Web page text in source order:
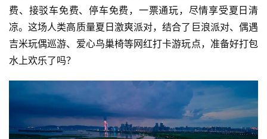
费、接驳车免费、停车免费，一票通玩，尽情享受夏日清
凉。这场人类高质量夏日激爽派对，结合了巨浪派对、偶遇
吉米玩偶巡游、爱心鸟巢椅等网红打卡游玩点，准备好打包
水上欢乐了吗？